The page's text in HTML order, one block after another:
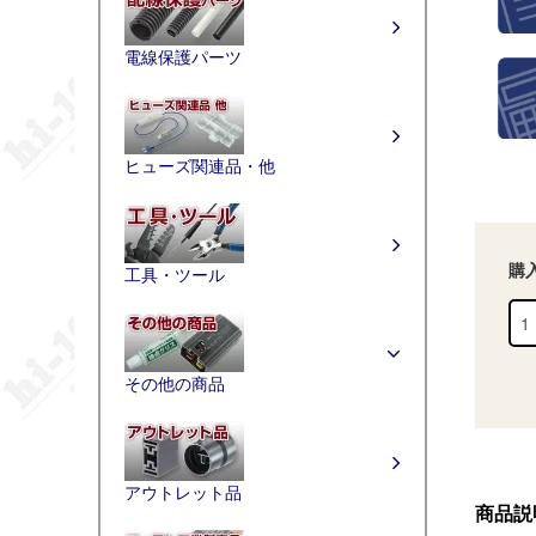
購
商品説
電線保護パーツ
ヒューズ関連品・他
工具・ツール
その他の商品
アウトレット品